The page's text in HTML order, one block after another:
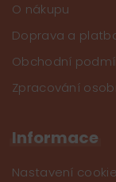
O nákupu
Doprava a
Obchodní
Zpracování
Informace
Nastavení